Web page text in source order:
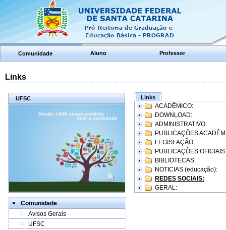
Comunidade Aluno Professor
Links
UFSC
Comunidade
Avisos Gerais
UFSC
Links
ACADÊMICO:
DOWNLOAD:
ADMINISTRATIVO:
PUBLICAÇÕES
LEGISLAÇÃO:
PUBLICAÇÕES
BIBLIOTECAS:
NOTICIAS (educação):
REDES SOCIAIS:
GERAL: